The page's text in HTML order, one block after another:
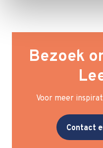
Bezoek
Voor meer
Contact